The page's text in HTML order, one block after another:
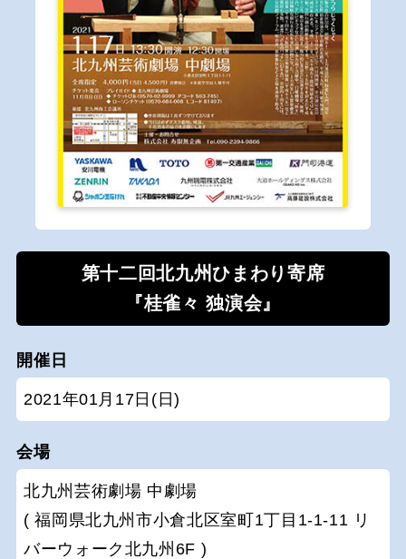
第十二回北九州ひまわり寄席
『桂雀々 独演会』
開催日
2021年01月17日(日)
会場
北九州芸術劇場 中劇場
( 福岡県北九州市小倉北区室町1丁目1-1-11 リ
バーウォーク北九州6F )